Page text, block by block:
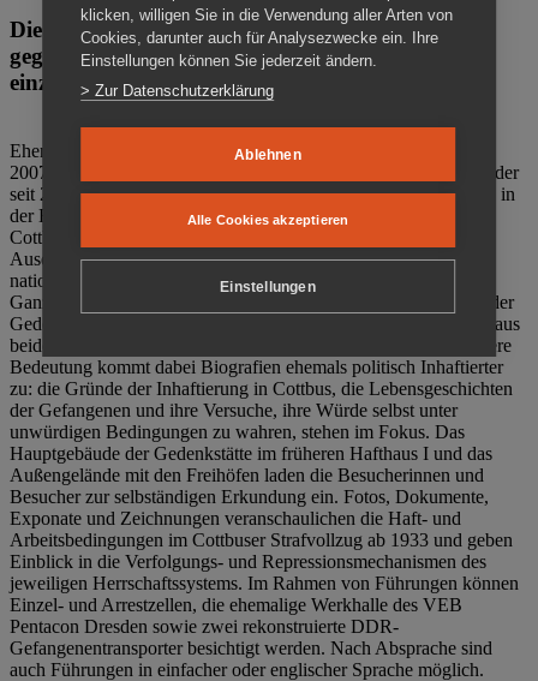
Die Gedenkstätte Zuchthaus Cottbus ist ein Ort
gegen das Vergessen. Anschaulich, nah und
einzigartig.
Ehemalige politische Häftlinge der DDR gründeten im Oktober
2007 den Verein Menschenrechtszentrum Cottbus e. V. (MRZ), der
seit 2011 Eigentümer des ehemaligen Gefängnisses (1860-2002) in
der Bautzener Straße und Träger der Gedenkstätte Zuchthaus
Cottbus ist. Im Zentrum der Arbeit der Gedenkstätte steht die
Auseinandersetzung mit politischem Unrecht während der
nationalsozialistischen Terrorherrschaft und der SED-Diktatur.
Ganzjährig zeigen mehrere Dauer- und Sonderausstellungen in der
Gedenkstätte Zuchthaus Cottbus Beispiele politischen Unrechts aus
beiden deutschen Diktaturen des 20. Jahrhunderts. Eine besondere
Bedeutung kommt dabei Biografien ehemals politisch Inhaftierter
zu: die Gründe der Inhaftierung in Cottbus, die Lebensgeschichten
der Gefangenen und ihre Versuche, ihre Würde selbst unter
unwürdigen Bedingungen zu wahren, stehen im Fokus. Das
Hauptgebäude der Gedenkstätte im früheren Hafthaus I und das
Außengelände mit den Freihöfen laden die Besucherinnen und
Besucher zur selbständigen Erkundung ein. Fotos, Dokumente,
Exponate und Zeichnungen veranschaulichen die Haft- und
Arbeitsbedingungen im Cottbuser Strafvollzug ab 1933 und geben
Einblick in die Verfolgungs- und Repressionsmechanismen des
jeweiligen Herrschaftssystems. Im Rahmen von Führungen können
Einzel- und Arrestzellen, die ehemalige Werkhalle des VEB
Pentacon Dresden sowie zwei rekonstruierte DDR-
Gefangenentransporter besichtigt werden. Nach Absprache sind
auch Führungen in einfacher oder englischer Sprache möglich.
klicken, willigen Sie in die Verwendung aller Arten von
Cookies, darunter auch für Analysezwecke ein. Ihre
Einstellungen können Sie jederzeit ändern.
> Zur Datenschutzerklärung
Ablehnen
Alle Cookies akzeptieren
Einstellungen